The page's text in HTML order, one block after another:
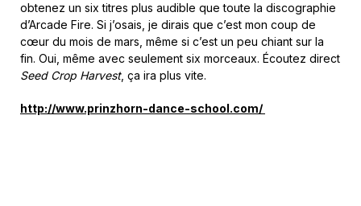
obtenez un six titres plus audible que toute la discographie
d’Arcade Fire. Si j’osais, je dirais que c’est mon coup de
cœur du mois de mars, même si c’est un peu chiant sur la
fin. Oui, même avec seulement six morceaux. Écoutez direct
Seed Crop Harvest, ça ira plus vite.
http://www.prinzhorn-dance-school.com/